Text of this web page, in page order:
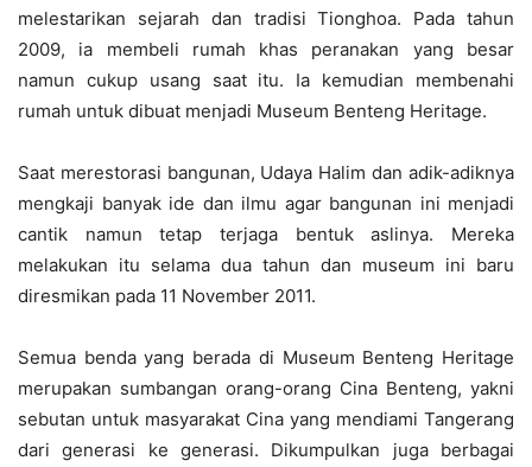
melestarikan sejarah dan tradisi Tionghoa. Pada tahun
2009, ia membeli rumah khas peranakan yang besar
namun cukup usang saat itu. Ia kemudian membenahi
rumah untuk dibuat menjadi Museum Benteng Heritage.
Saat merestorasi bangunan, Udaya Halim dan adik-adiknya
mengkaji banyak ide dan ilmu agar bangunan ini menjadi
cantik namun tetap terjaga bentuk aslinya. Mereka
melakukan itu selama dua tahun dan museum ini baru
diresmikan pada 11 November 2011.
Semua benda yang berada di Museum Benteng Heritage
merupakan sumbangan orang-orang Cina Benteng, yakni
sebutan untuk masyarakat Cina yang mendiami Tangerang
dari generasi ke generasi. Dikumpulkan juga berbagai